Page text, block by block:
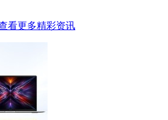
看更多精彩资讯